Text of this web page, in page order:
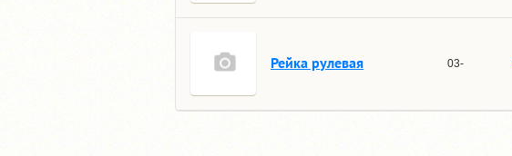
Рейка рулевая 03-